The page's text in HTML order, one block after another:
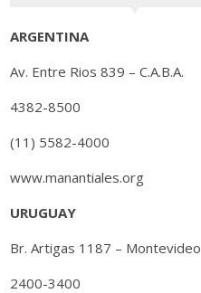
ARGENTINA
Av. Entre Rios 839 – C.A.B.A.
4382-8500
(11) 5582-4000
www.manantiales.org
URUGUAY
Br. Artigas 1187 – Montevideo
2400-3400